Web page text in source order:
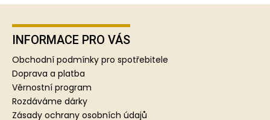
Z
INFORMACE PRO VÁS
Obchodní podmínky pro spotřebitele
Doprava a platba
Věrnostní program
Rozdáváme dárky
Zásady ochrany osobních údajů